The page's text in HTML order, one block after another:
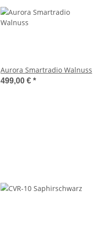
Aurora Smartradio Walnuss
499,00 € *